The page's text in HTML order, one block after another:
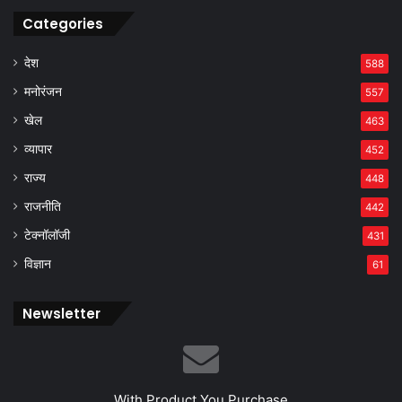
Categories
देश 588
मनोरंजन 557
खेल 463
व्यापार 452
राज्य 448
राजनीति 442
टेक्नॉलॉजी 431
विज्ञान 61
Newsletter